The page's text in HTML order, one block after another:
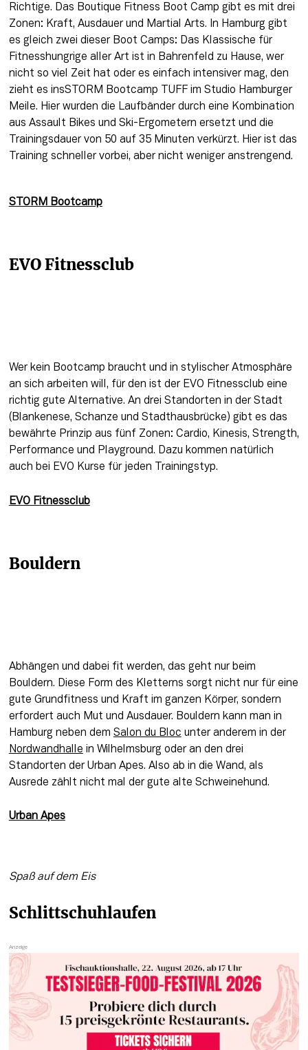
Richtige. Das Boutique Fitness Boot Camp gibt es mit drei
Zonen: Kraft, Ausdauer und
Martial Arts. In Hamburg gibt
es gleich zwei dieser Boot Camps: Das Klassische für
Fitnesshungrige aller Art ist in Bahrenfeld zu Hause, wer
nicht so viel Zeit hat oder es einfach intensiver mag, den
zieht es insSTORM
Bootcamp TUFF im Studio Hamburger
Meile. Hier wurden die Laufbänder durch eine Kombination
aus Assault Bikes und Ski-Ergometern ersetzt und die
Trainingsdauer von 50 auf 35 Minuten verkürzt. Hier ist das
Training schneller vorbei, aber nicht weniger anstrengend.
STORM Bootcamp
EVO Fitnessclub
Wer kein Bootcamp braucht und in stylischer Atmosphäre
an sich arbeiten will, für den ist der EVO Fitnessclub eine
richtig gute Alternative. An drei Standorten in der Stadt
(Blankenese, Schanze und Stadthausbrücke) gibt es das
bewährte Prinzip aus fünf Zonen: Cardio, Kinesis, Strength,
Performance und Playground. Dazu kommen natürlich
auch bei EVO Kurse für jeden Trainingstyp.
EVO Fitnessclub
Bouldern
Abhängen und dabei fit werden, das geht nur beim
Bouldern. Diese Form des Kletterns sorgt nicht nur für eine
gute Grundfitness und Kraft im ganzen Körper, sondern
erfordert auch Mut und Ausdauer. Bouldern kann man in
Hamburg neben dem Salon du Bloc
unter anderem in der
Nordwandhalle in Wilhelmsburg oder an den drei
Standorten der Urban Apes. Also ab in die Wand, als
Ausrede zählt nicht mal der gute alte Schweinehund.
Urban Apes
Spaß auf dem Eis
Schlittschuhlaufen